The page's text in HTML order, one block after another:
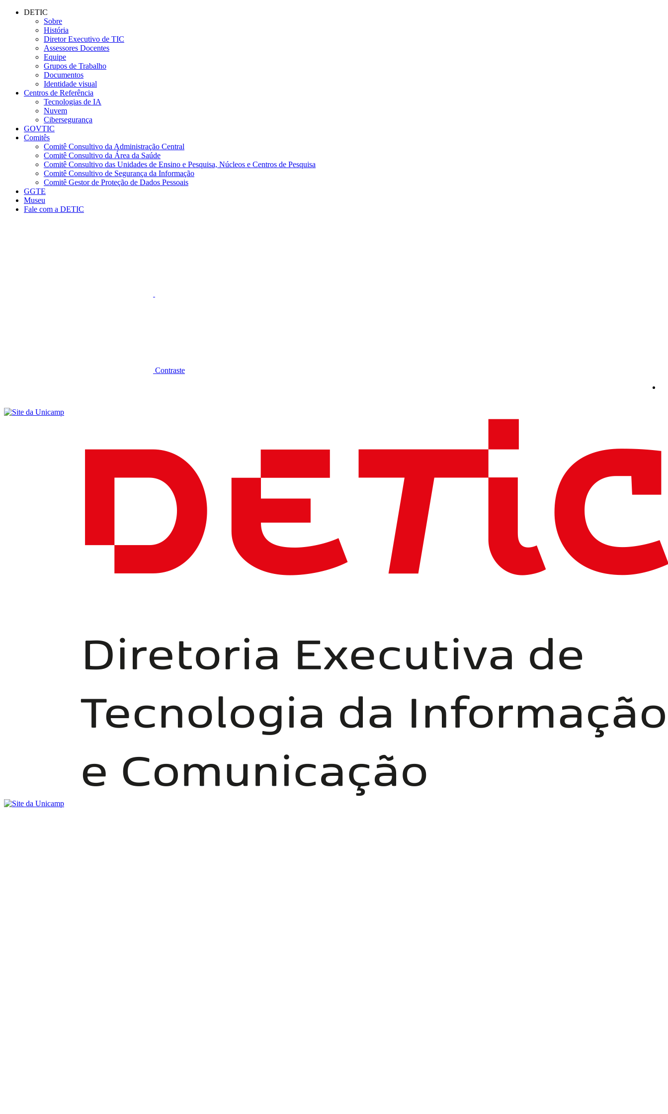
Conteúdo principal
DETIC
Sobre
História
Diretor Executivo de TIC
Assessores Docentes
Equipe
Grupos de Trabalho
Documentos
Identidade visual
Centros de Referência
Tecnologias de IA
Nuvem
Cibersegurança
GOVTIC
Comitês
Comitê Consultivo da Administração Central
Comitê Consultivo da Área da Saúde
Comitê Consultivo das Unidades de Ensino e Pesquisa, Núcleos e Centros de Pesquisa
Comitê Consultivo de Segurança da Informação
Comitê Gestor de Proteção de Dados Pessoais
GGTE
Museu
Fale com a DETIC
Contraste